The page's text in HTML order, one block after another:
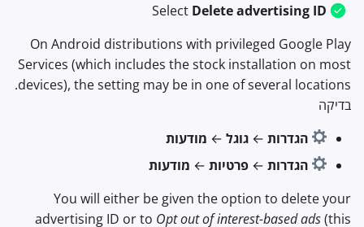
Select Delete advertising ID
On Android distributions with privileged Google Play
Services (which includes the stock installation on most
devices), the setting may be in one of several locations.
בדיקה
הגדרות ← גוגל ← מודעות
הגדרות ← פרטיות ← מודעות
You will either be given the option to delete your
advertising ID or to Opt out of interest-based ads(this